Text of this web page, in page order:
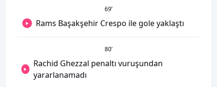
69’
Rams Başakşehir Crespo ile gole yaklaştı
80’
Rachid Ghezzal penaltı vuruşundan
yararlanamadı